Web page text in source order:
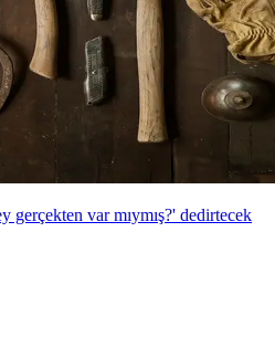
var mıymış?' dedirtecek